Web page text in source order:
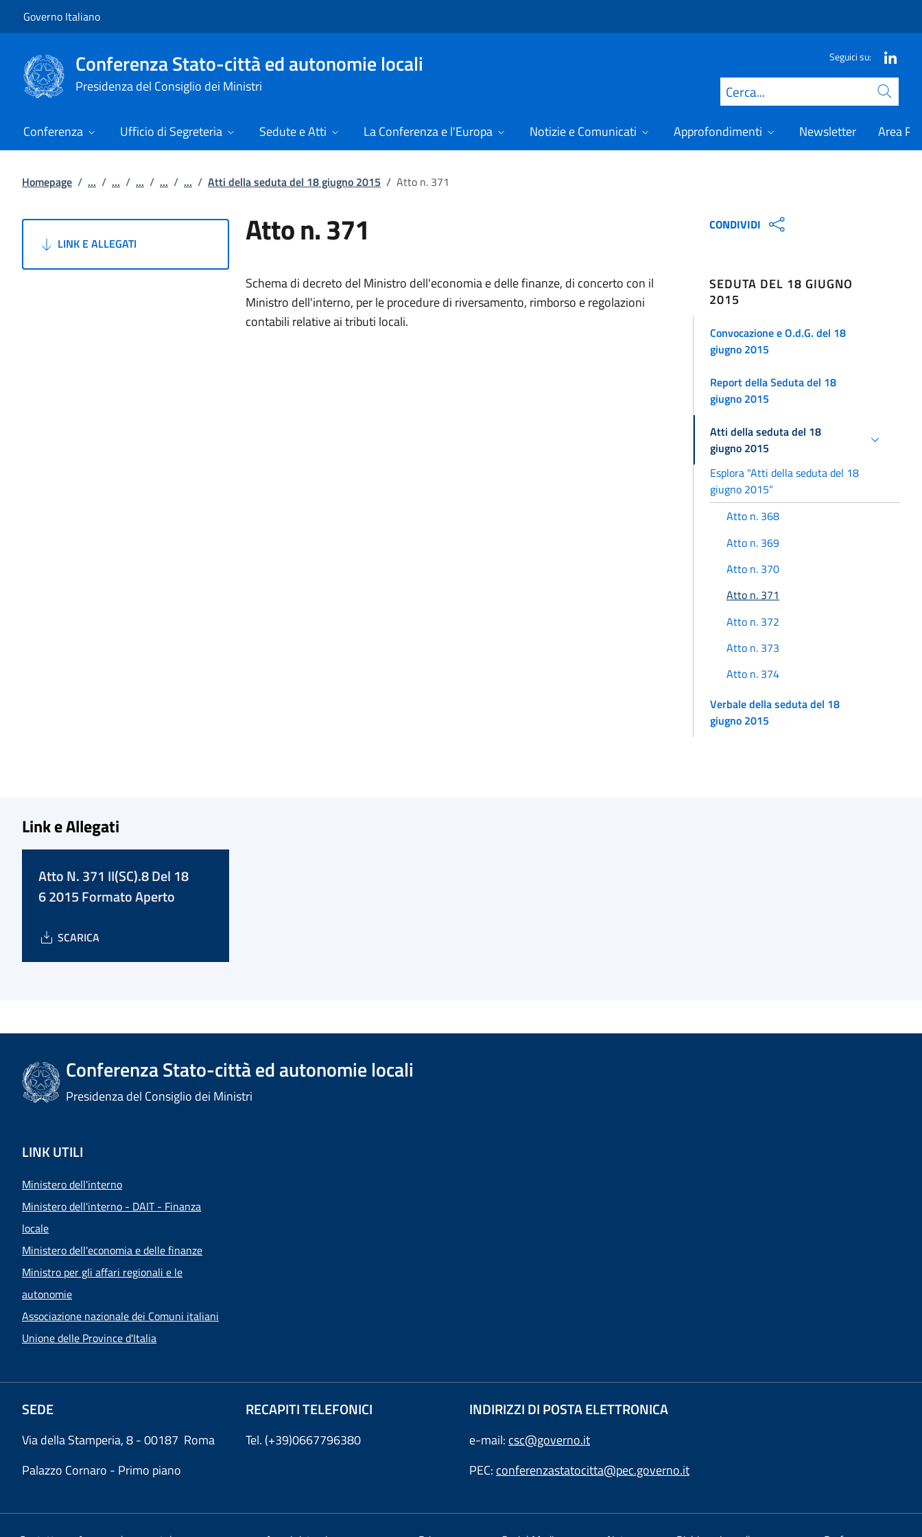
Governo Italiano
Conferenza Stato-città ed autonomie locali
Presidenza del Consiglio dei Ministri
Seguici su:
Cerca
Conferenza Ufficio di Segreteria Sedute e Atti La Conferenza e l'Europa Notizie e Comunicati Approfondimenti Newsletter Area
Homepage / ... / ... / ... / ... / ... / Atti della seduta del 18 giugno 2015 / Atto n. 371
LINK E ALLEGATI Atto n. 371
Schema di decreto del Ministro dell'economia e delle finanze, di concerto con il
Ministro dell'interno, per le procedure di riversamento, rimborso e regolazioni
contabili relative ai tributi locali.
CONDIVIDI
SEDUTA DEL 18 GIUGNO
2015
Convocazione e O.d.G. del 18
giugno 2015
Report della Seduta del 18
giugno 2015
Atti della seduta del 18
giugno 2015
Esplora "Atti della seduta del 18
giugno 2015"
Atto n. 368
Atto n. 369
Atto n. 370
Atto n. 371
Atto n. 372
Atto n. 373
Atto n. 374
Verbale della seduta del 18
giugno 2015
Link e Allegati
Atto N. 371 II(SC).8 Del 18
6 2015 Formato Aperto
SCARICA
Conferenza Stato-città ed autonomie locali
Presidenza del Consiglio dei Ministri
LINK UTILI
Ministero dell'interno
Ministero dell'interno - DAIT - Finanza
locale
Ministero dell'economia e delle finanze
Ministro per gli affari regionali e le
autonomie
Associazione nazionale dei Comuni italiani
Unione delle Province d'Italia
SEDE
Via della Stamperia, 8 - 00187 Roma
Palazzo Cornaro - Primo piano
RECAPITI TELEFONICI
Tel. (+39)0667796380
INDIRIZZI DI POSTA ELETTRONICA
e-mail: csc@governo.it
PEC: conferenzastatocitta@pec.governo.it